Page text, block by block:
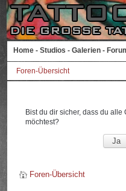
Home - Studios - Galerien -
Foren-Übersicht
Bist du dir sicher, dass du
möchtest?
Foren-Übersicht